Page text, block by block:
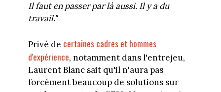
Il faut en passer par là aussi. Il y a du
travail."
Privé de certaines cadres et hommes
d'expérience, notamment dans l'entrejeu,
Laurent Blanc sait qu'il n'aura pas
forcément beaucoup de solutions sur